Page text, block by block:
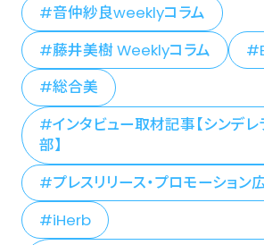
音仲紗良weeklyコラム
藤井美樹 Weeklyコラム
総合美
インタビュー取材記事【シンデレ
部】
プレスリリース・プロモーション
iHerb